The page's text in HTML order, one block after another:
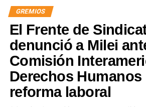
tergiversado su representación,
y votar iniciativas para defender los
nación y no rematarla».
«Este es un avance significativo de la
demostrado que solo estando en la
recuperando soberanía», concluyó el
Nacional.
GREMIOS
El Frente de
denunció a Milei
Comisión
Derechos Humanos
reforma laboral